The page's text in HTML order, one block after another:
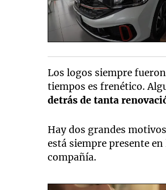
Los logos siempre
tiempos es frenético.
detrás de tanta
Hay dos grandes
está siempre presente
compañía.